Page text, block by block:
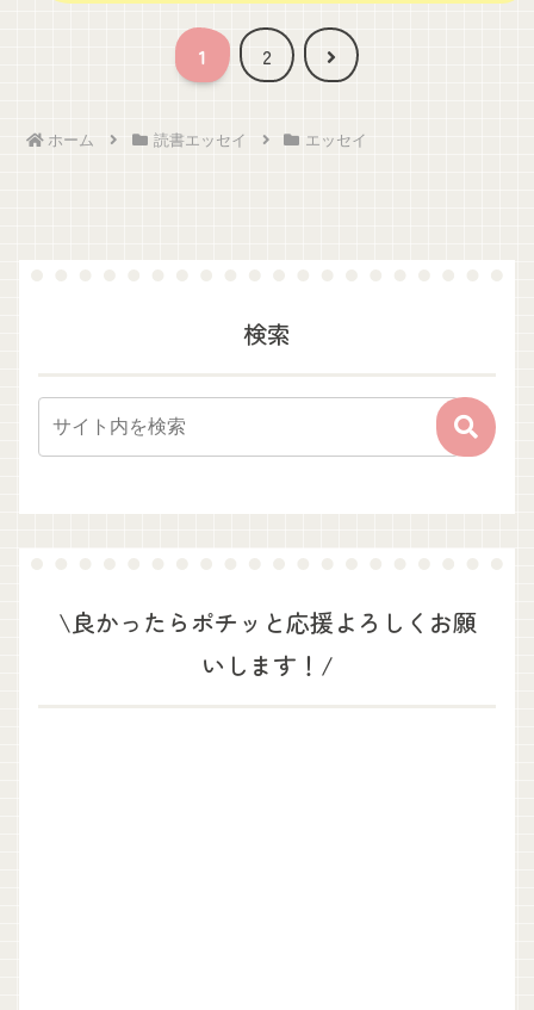
1 2
次
ホーム 読書エッセイ エッセイ
検索
\良かったらポチッと応援よろしくお願
いします！/